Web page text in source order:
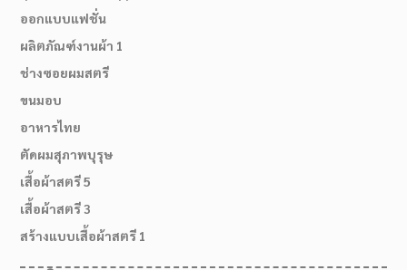
ออกแบบแฟชั่น
ผลิตภัณฑ์งานผ้า 1
ช่างซอยผมสตรี
ขนมอบ
อาหารไทย
ตัดผมสุภาพบุรุษ
เสื้อผ้าสตรี 5
เสื้อผ้าสตรี 3
สร้างแบบเสื้อผ้าสตรี 1